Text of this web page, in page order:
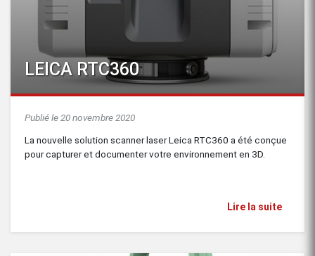
LEICA RTC360
Publié le 20 novembre 2020
La nouvelle solution scanner laser Leica RTC360 a été conçue
pour capturer et documenter votre environnement en 3D.
Lire la suite